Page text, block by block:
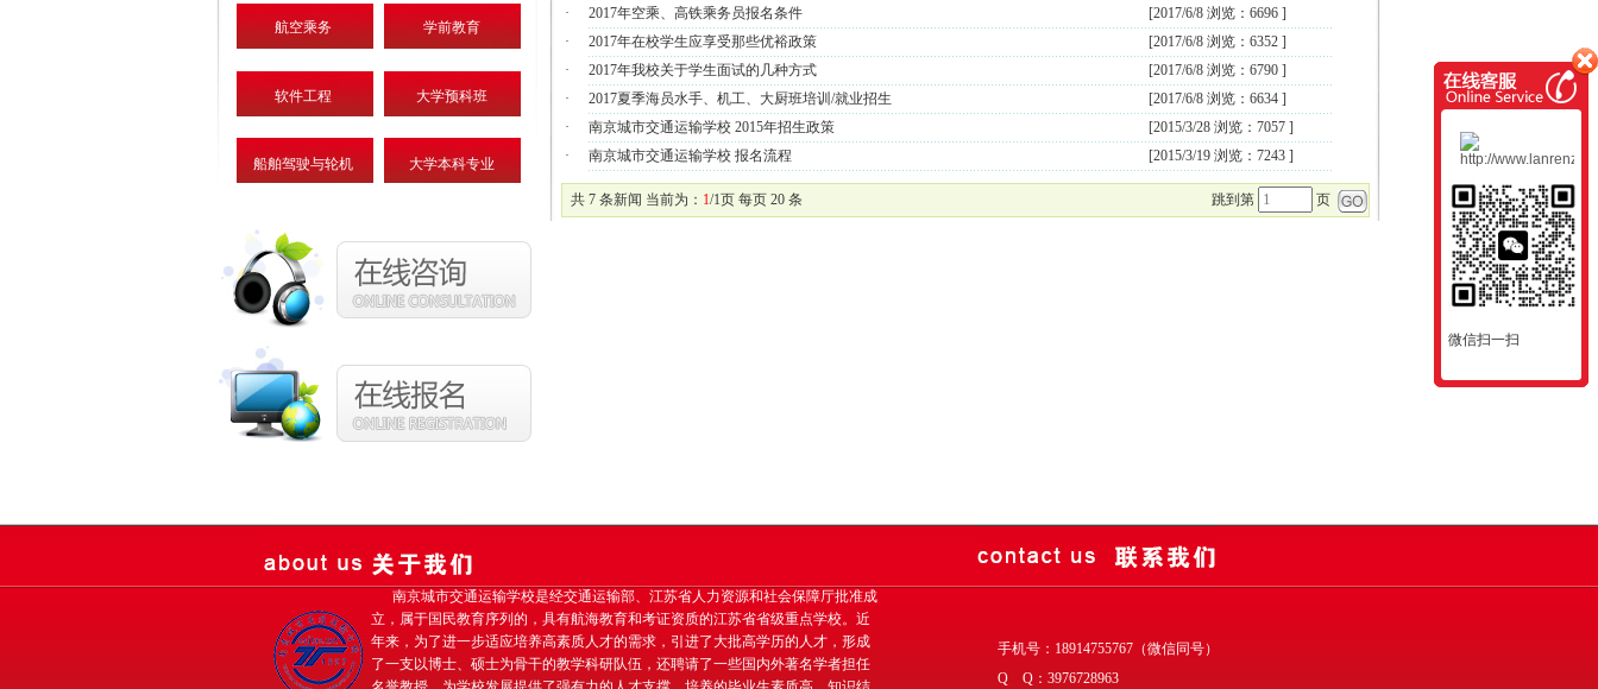
微信扫一扫
航空乘务 学前教育
软件工程 大学预科班
船舶驾驶与轮机 大学本科专业
·
2017年空乘、高铁乘务员报名条件
[2017/6/8 浏览：6696 ]
·
2017年在校学生应享受那些优裕政策
[2017/6/8 浏览：6352 ]
·
2017年我校关于学生面试的几种方式
[2017/6/8 浏览：6790 ]
·
2017夏季海员水手、机工、大厨班培训/就业招生
[2017/6/8 浏览：6634 ]
·
南京城市交通运输学校 2015年招生政策
[2015/3/28 浏览：7057 ]
·
南京城市交通运输学校 报名流程 [2015/3/19 浏览：7243 ]
共 7 条新闻 当前为： 1/1页 每页 20 条 跳到第 页
南京城市交通运输学校是经交通运输部、江苏省人力资源和社会保障厅批准成
立，属于国民教育序列的，具有航海教育和考证资质的江苏省省级重点学校。近
年来，为了进一步适应培养高素质人才的需求，引进了大批高学历的人才，形成
了一支以博士、硕士为骨干的教学科研队伍，还聘请了一些国内外著名学者担任
手机号：18914755767（微信同号）
Q Q：3976728963